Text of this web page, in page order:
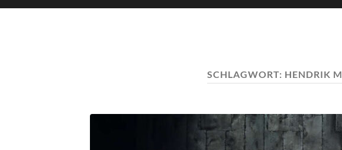
SCHLAGWORT: HENDRIK